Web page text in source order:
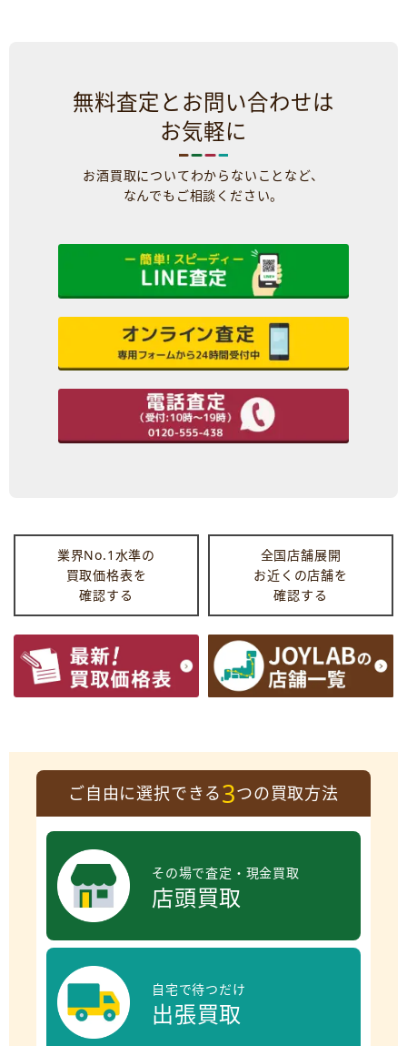
無料査定とお問い合わせは
お気軽に
お酒買取についてわからないことなど、
なんでもご相談ください。
業界No.1水準の
買取価格表を
確認する
全国店舗展開
お近くの店舗を
確認する
ご自由に選択できる3つの買取方法
その場で査定・現金買取
店頭買取
自宅で待つだけ
出張買取